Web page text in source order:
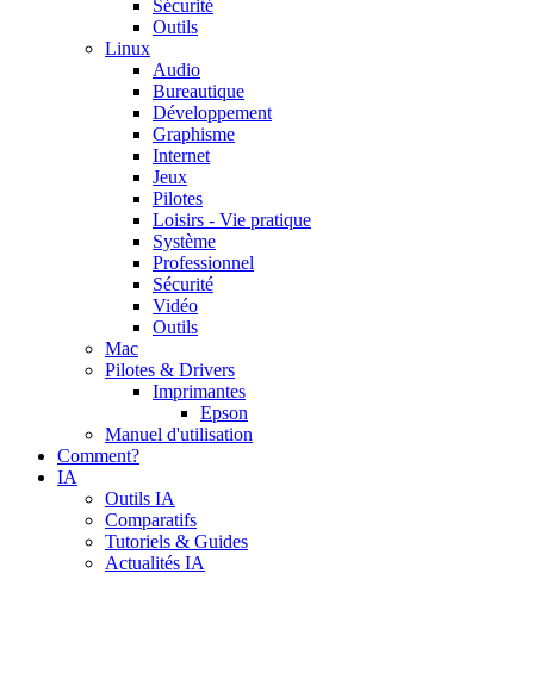
Sécurité
Outils
Linux
Audio
Bureautique
Développement
Graphisme
Internet
Jeux
Pilotes
Loisirs - Vie pratique
Système
Professionnel
Sécurité
Vidéo
Outils
Mac
Pilotes & Drivers
Imprimantes
Epson
Manuel d'utilisation
Comment?
IA
Outils IA
Comparatifs
Tutoriels & Guides
Actualités IA